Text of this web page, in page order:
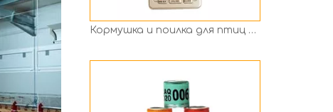
Кольцо на ногу голубя